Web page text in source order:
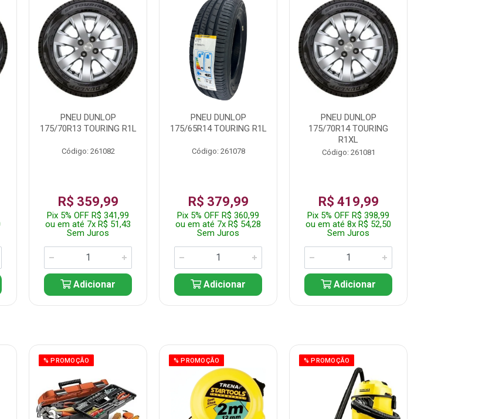
PNEU DUNLOP
175/70R13 TOURING R1L
Código: 261082
R$ 359,99
Pix 5% OFF R$ 341,99
ou em até 7x R$ 51,43
Sem Juros
Adicionar
PNEU DUNLOP
175/65R14 TOURING R1L
Código: 261078
R$ 379,99
Pix 5% OFF R$ 360,99
ou em até 7x R$ 54,28
Sem Juros
Adicionar
PNEU DUNLOP
175/70R14 TOURING
R1XL
Código: 261081
R$ 419,99
Pix 5% OFF R$ 398,99
ou em até 8x R$ 52,50
Sem Juros
Adicionar
% PROMOÇÃO % PROMOÇÃO % PROMOÇÃO